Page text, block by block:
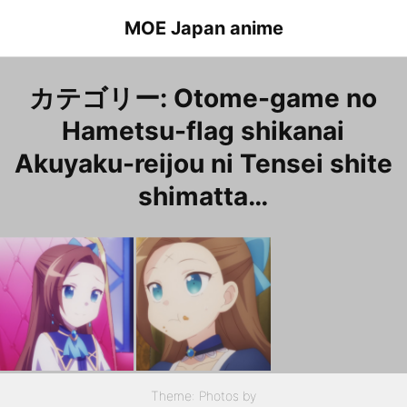
content
MOE Japan anime
カテゴリー: Otome-game no
Hametsu-flag shikanai
Akuyaku-reijou ni Tensei shite
shimatta…
Otome game no Hametsu flag shikanai Akuyaku Reijou ni Tensei shiteshimatta… Episode 12 Catarina.Claes(shy) 乙女ゲームの破滅フラグしかない悪役令嬢に転生してしまった… １２話 カタリナ・クラエス（弱気） Otome game no Hametsu flag shikanai Akuyaku Reijou ni Tensei shiteshimatta…
乙女ゲームの破滅フラグしかない悪役令嬢に転生してしまった… １話 カタリナ・クラエス（幼少期）
Theme: Photos by